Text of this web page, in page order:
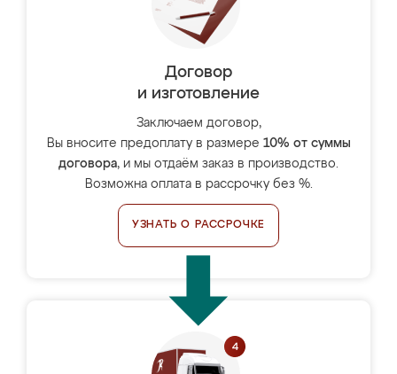
Договор
и изготовление
Заключаем договор,
Вы вносите предоплату в размере 10% от суммы
договора, и мы отдаём заказ в производство.
Возможна оплата в рассрочку без %.
УЗНАТЬ О РАССРОЧКЕ